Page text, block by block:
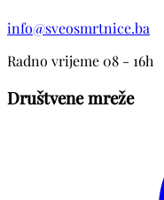
info@sveosmrtnice.ba
Radno vrijeme 08 - 16h
Društvene mreže